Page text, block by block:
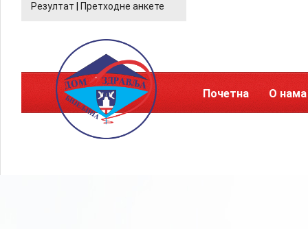
Резултат Претходне анкете
Почетна О нама